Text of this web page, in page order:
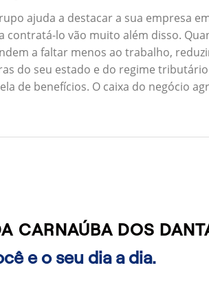
ajuda a destacar a sua empresa
contratá-lo vão muito além disso.
a faltar menos ao trabalho,
do seu estado e do regime
de benefícios. O caixa do negócio
CARNAÚBA DOS
e o seu dia a dia.